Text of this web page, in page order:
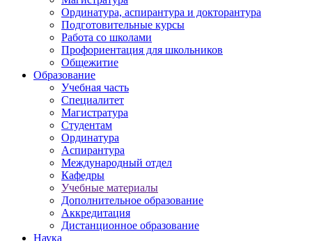
Ординатура, аспирантура и докторантура
Подготовительные курсы
Работа со школами
Профориентация для школьников
Общежитие
Образование
Учебная часть
Специалитет
Магистратура
Студентам
Ординатура
Аспирантура
Международный отдел
Кафедры
Учебные материалы
Дополнительное образование
Аккредитация
Дистанционное образование
Наука